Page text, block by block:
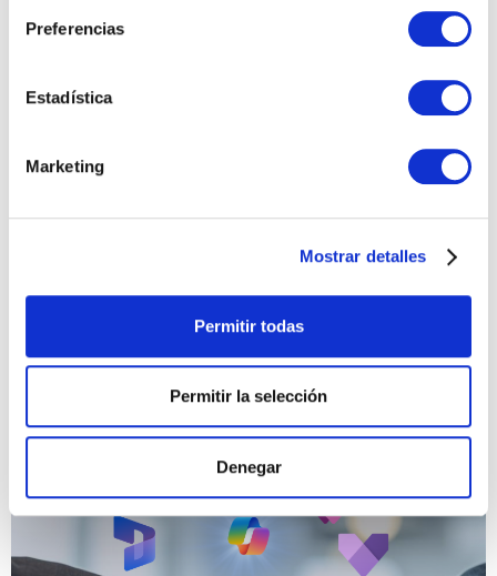
Preferencias
Estadística
Marketing
Mostrar detalles
Permitir todas
Permitir la selección
Denegar
Print